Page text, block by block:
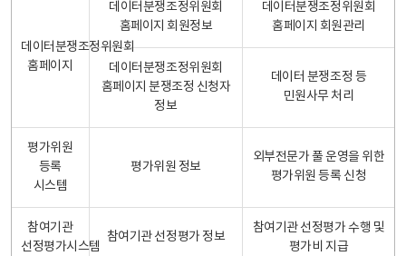
데이터분쟁조정위원회
홈페이지
데이터분쟁조정위원회
홈페이지 회원정보
데이터분쟁조정위원회
홈페이지 회원관리
데이터분쟁조정위원회
홈페이지 분쟁조정 신청자
정보
데이터 분쟁조정 등
민원사무 처리
평가위원
등록
시스템
평가위원 정보
외부전문가 풀 운영을 위한
평가위원 등록 신청
참여기관
선정평가시스템
참여기관 선정평가 정보
참여기관 선정평가 수행 및
평가비 지급